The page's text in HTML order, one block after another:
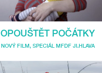
OPOUŠTĚT POČÁTKY
NOVÝ FILM, SPECIÁL MFDF JI.HLAVA